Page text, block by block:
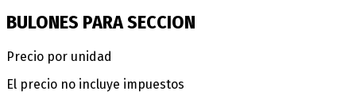
BULONES PARA SECCION
Precio por unidad
El precio no incluye impuestos